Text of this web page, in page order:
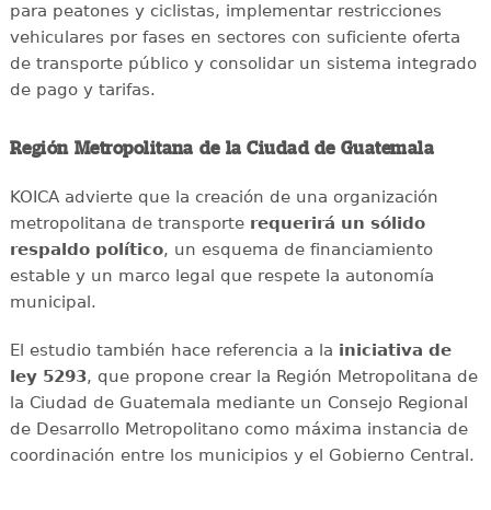
para peatones y ciclistas, implementar restricciones
vehiculares por fases en sectores con suficiente oferta
de transporte público y consolidar un sistema integrado
de pago y tarifas.
Región Metropolitana de la Ciudad de Guatemala
KOICA advierte que la creación de una organización
metropolitana de transporte requerirá un sólido
respaldo político, un esquema de financiamiento
estable y un marco legal que respete la autonomía
municipal.
El estudio también hace referencia a la iniciativa de
ley 5293, que propone crear la Región Metropolitana de
la Ciudad de Guatemala mediante un Consejo Regional
de Desarrollo Metropolitano como máxima instancia de
coordinación entre los municipios y el Gobierno Central.